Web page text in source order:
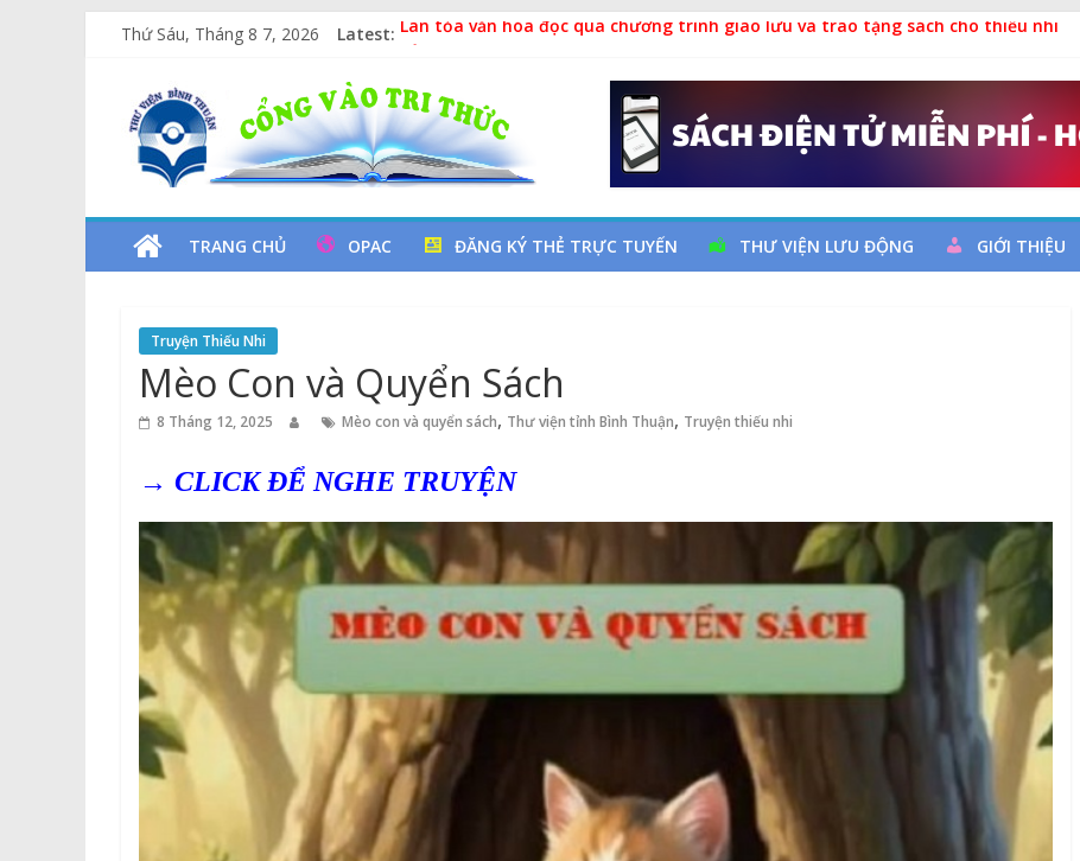
Thứ Sáu, Tháng 8 7, 2026 Latest: Lan tỏa văn hóa đọc qua chương trình giao lưu và trao tặng sách cho thiếu nhi
Xe Lu Và Xe Ca
Các yếu tố nguy cơ đột quỵ não và dự phòng
Vịt Con Cẩu Thả
Thư
Viện
Tỉnh
Bình
Thuận
Cổng
TRANG CHỦ OPAC ĐĂNG KÝ THẺ TRỰC TUYẾN THƯ VIỆN LƯU ĐỘNG GIỚI THIỆU
Truyện Thiếu Nhi
Mèo Con và Quyển Sách
8 Tháng 12, 2025 Mèo con và quyển sách, Thư viện tỉnh Bình Thuận, Truyện thiếu nhi
→ CLICK ĐỂ NGHE TRUYỆN
Trình
chơi
Video